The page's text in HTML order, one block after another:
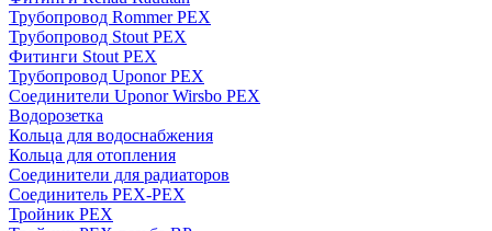
Трубопровод Rommer PEX
Трубопровод Stout PEX
Фитинги Stout PEX
Трубопровод Uponor PEX
Соединители Uponor Wirsbo PEX
Водорозетка
Кольца для водоснабжения
Кольца для отопления
Соединители для радиаторов
Соединитель PEX-PEX
Тройник PEX